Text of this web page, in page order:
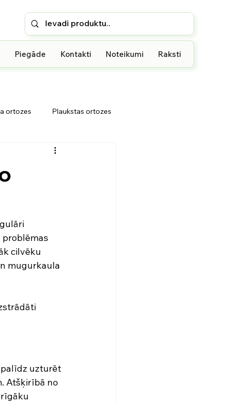
Piegāde Kontakti Noteikumi Raksti
ortozes Plaukstas ortozes
Rokas iekāršanas ortoze
problēmas
cilvēku
mugurkaula
palīdz uzturēt
Atšķirībā no